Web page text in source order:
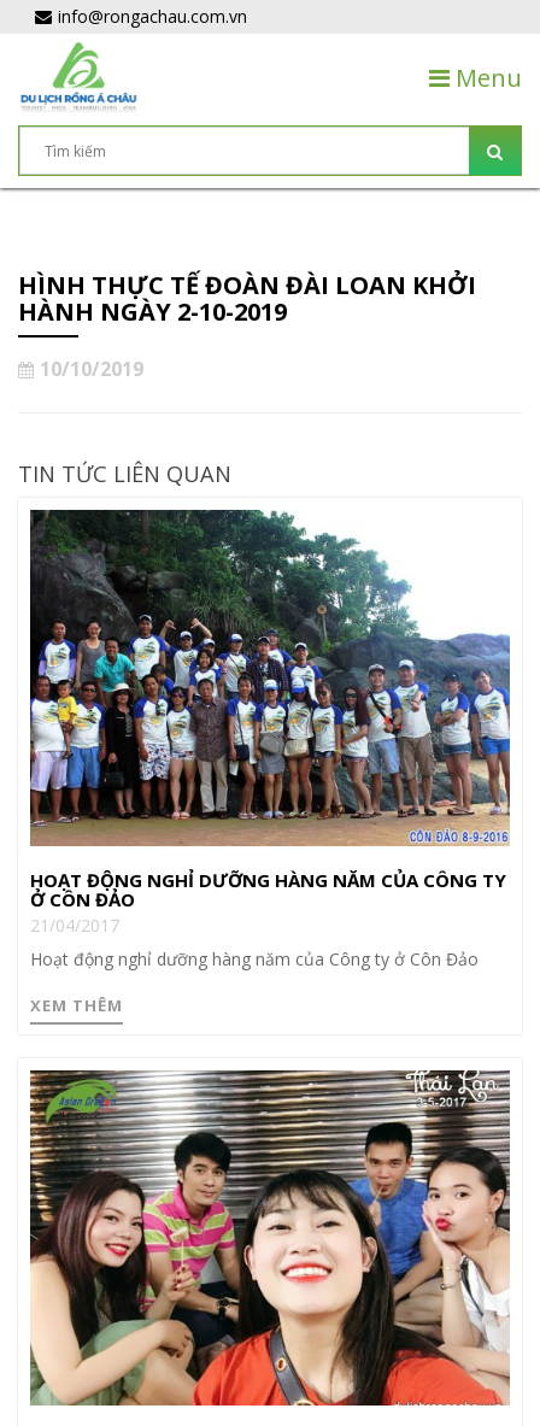
info@rongachau.com.vn
Menu
HÌNH THỰC TẾ ĐOÀN ĐÀI LOAN KHỞI
HÀNH NGÀY 2-10-2019
10/10/2019
TIN TỨC LIÊN QUAN
HOẠT ĐỘNG NGHỈ DƯỠNG HÀNG NĂM CỦA CÔNG TY
Ở CÔN ĐẢO
21/04/2017
Hoạt động nghỉ dưỡng hàng năm của Công ty ở Côn Đảo
XEM THÊM